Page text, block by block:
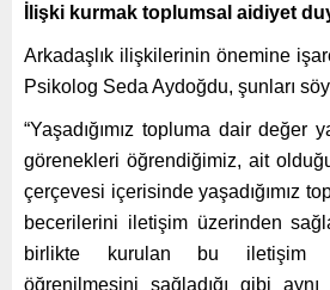
İlişki kurmak toplumsal aidiyet
Arkadaşlık ilişkilerinin önemine
Psikolog Seda Aydoğdu, şunları
“Yaşadığımız topluma dair değer
görenekleri öğrendiğimiz, ait
çerçevesi içerisinde yaşadığımız
becerilerini iletişim üzerinden
birlikte kurulan bu iletişim
öğrenilmesini sağladığı gibi